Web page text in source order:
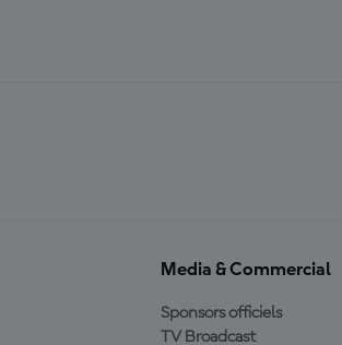
Media & Commercial
Sponsors officiels
TV Broadcast